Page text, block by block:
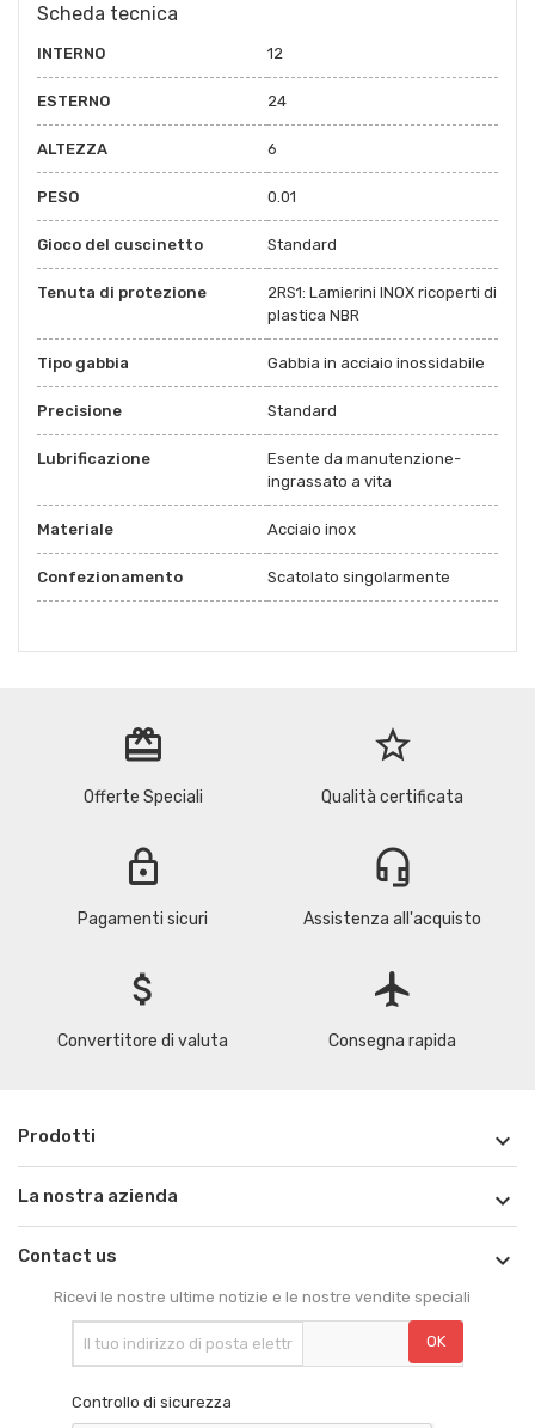
Scheda tecnica
INTERNO 12
ESTERNO 24
ALTEZZA 6
PESO 0.01
Gioco del cuscinetto Standard
Tenuta di protezione
2RS1: Lamierini INOX ricoperti di
plastica NBR
Tipo gabbia Gabbia in acciaio inossidabile
Precisione Standard
Lubrificazione
Esente da manutenzione-
ingrassato a vita
Materiale Acciaio inox
Confezionamento Scatolato singolarmente
redeem
Offerte Speciali
star_border
Qualità certificata
lock
Pagamenti sicuri
headset_mic
Assistenza all'acquisto
attach_money
Convertitore di valuta
flight
Consegna rapida
Prodotti 
La nostra azienda 
Contact us 
Ricevi le nostre ultime notizie e le nostre vendite speciali
Controllo di sicurezza